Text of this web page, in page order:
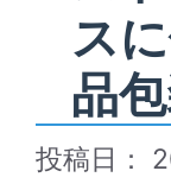
ス
品